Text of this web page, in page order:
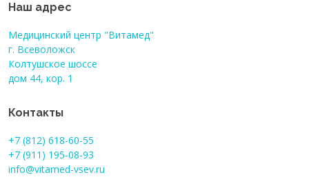
утренняя).
Метод:ТСХ на пластинках Silufol или
аналогах, с последующей
после обработки специфическими
фосфорномолибденовой кислотой).
Интерпретация:
Накануне:
Ужин лёгкий, не позднее 19:00.
Сбор мочи:
(средняя моча, после тщательного
ёмкость (лучше стерильную), не
использовать консерванты. Доставить
в лабораторию в течение 1–2 часов
Наш адрес
Медицинский центр "Витамед"
г. Всеволожск
Колтушское шоссе
дом 44, кор. 1
Контакты
+7 (812) 618-60-55
+7 (911) 195-08-93
info@vitamed-vsev.ru